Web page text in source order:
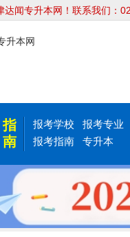
达闻专升本网！联系我们：
指
南
报考学校
报考专业
报考指南
专升本